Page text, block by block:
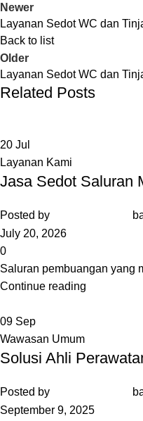
Newer
Layanan Sedot WC dan
Back to list
Older
Layanan Sedot WC dan
Related Posts
20 Jul
Layanan Kami
Jasa Sedot Saluran
Posted by
July 20, 2026
0
Saluran pembuangan yang
Continue reading
09 Sep
Wawasan Umum
Solusi Ahli
Posted by
September 9, 2025